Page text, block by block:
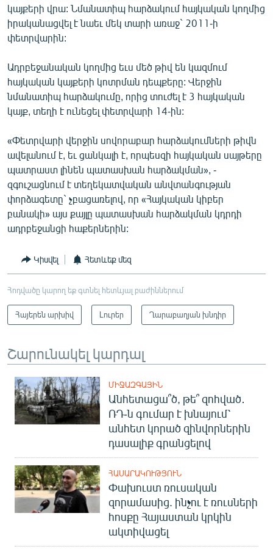
կայքերի վրա: Նմանատիպ հարձակում հայկական կողմից
իրականացվել է նաեւ մեկ տարի առաջ` 2011-ի
փետրվարին:
Ադրբեջանական կողմից եւս մեծ թիվ են կազմում
հայկական կայքերի կոտրման դեպքերը: Վերջին
նմանատիպ հարձակումը, որից տուժել է 3 հայկական
կայք, տեղի է ունեցել փետրվարի 14-ին:
«Փետրվարի վերջին սովորաբար հարձակումների թիվն
ավելանում է, եւ ցանկալի է, որպեսզի հայկական սայթերը
պատրաստ լինեն պատասխան հարձակման», -
զգուշացնում է տեղեկատվական անվտանգության
փորձագետը` չբացառելով, որ «Հայկական կիբեր
բանակի» այս քայլը պատասխան հարձակման կդրդի
ադրբեջանցի հաքերներին:
Կիսվել Հետևեք մեզ
Հոդվածը կարող եք գտնել հետևյալ բաժիններում
Հայերեն արխիվ Լուրեր Ղարաբաղյան խնդիր
Շարունակել կարդալ
ՄԻՋԱԶԳԱՅԻՆ
Անհետացա՞ծ, թե՞ զոհված․
ՌԴ-ն գումար է խնայում՝
անհետ կորած զինվորներին
դասալիք գրանցելով
ՀԱՍԱՐԱԿՈՒԹՅՈՒՆ
Փախուստ ռուսական
զորամասից. ինչու է ռուսների
հոսքը Հայաստան կրկին
ակտիվացել